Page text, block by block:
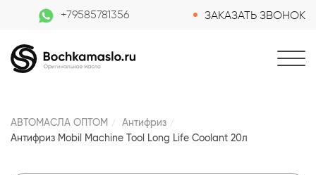
+79585781356 ЗАКАЗАТЬ ЗВОНОК
АВТОМАСЛА ОПТОМ
Антифриз
Антифриз Mobil Machine Tool Long Life Coolant 20л